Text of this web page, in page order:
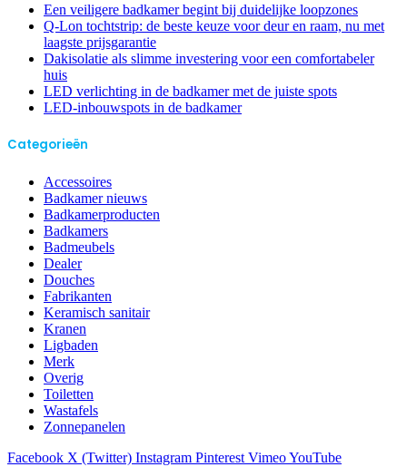
Een veiligere badkamer begint bij duidelijke loopzones
Q-Lon tochtstrip: de beste keuze voor deur en raam, nu met
laagste prijsgarantie
Dakisolatie als slimme investering voor een comfortabeler
huis
LED verlichting in de badkamer met de juiste spots
LED-inbouwspots in de badkamer
Categorieën
Accessoires
Badkamer nieuws
Badkamerproducten
Badkamers
Badmeubels
Dealer
Douches
Fabrikanten
Keramisch sanitair
Kranen
Ligbaden
Merk
Overig
Toiletten
Wastafels
Zonnepanelen
Facebook X (Twitter) Instagram Pinterest VimeoYouTube